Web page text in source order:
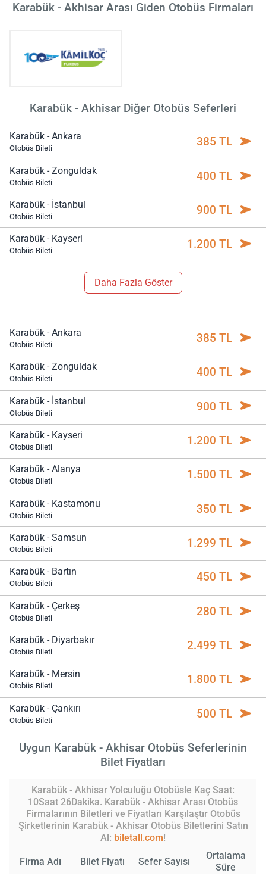
Karabük - Akhisar Arası Giden Otobüs Firmaları
Karabük - Akhisar Diğer Otobüs Seferleri
Karabük - Ankara
Otobüs Bileti 385 TL
Karabük - Zonguldak
Otobüs Bileti 400 TL
Karabük - İstanbul
Otobüs Bileti 900 TL
Karabük - Kayseri
Otobüs Bileti 1.200 TL
Daha Fazla Göster
Karabük - Ankara
Otobüs Bileti 385 TL
Karabük - Zonguldak
Otobüs Bileti 400 TL
Karabük - İstanbul
Otobüs Bileti 900 TL
Karabük - Kayseri
Otobüs Bileti 1.200 TL
Karabük - Alanya
Otobüs Bileti 1.500 TL
Karabük - Kastamonu
Otobüs Bileti 350 TL
Karabük - Samsun
Otobüs Bileti 1.299 TL
Karabük - Bartın
Otobüs Bileti 450 TL
Karabük - Çerkeş
Otobüs Bileti 280 TL
Karabük - Diyarbakır
Otobüs Bileti 2.499 TL
Karabük - Mersin
Otobüs Bileti 1.800 TL
Karabük - Çankırı
Otobüs Bileti 500 TL
Uygun Karabük - Akhisar Otobüs Seferlerinin
Bilet Fiyatları
Karabük - Akhisar Yolculuğu Otobüsle Kaç Saat:
10Saat 26Dakika. Karabük - Akhisar Arası Otobüs
Firmalarının Biletleri ve Fiyatları Karşılaştır Otobüs
Şirketlerinin Karabük - Akhisar Otobüs Biletlerini Satın
Al: biletall.com!
Firma Adı Bilet Fiyatı Sefer Sayısı
Ortalama
Süre